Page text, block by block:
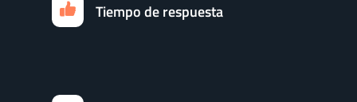
Tiempo de respuesta